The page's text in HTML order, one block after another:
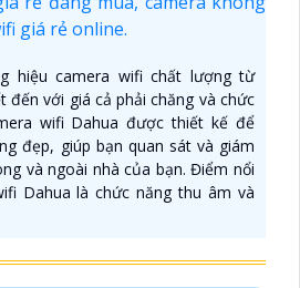
hiệu camera wifi chất lượng từ
đến với giá cả phải chăng và chức
wifi Dahua được thiết kế để
đẹp, giúp bạn quan sát và giám
và ngoài nhà của bạn. Điểm nổi
Dahua là chức năng thu âm và